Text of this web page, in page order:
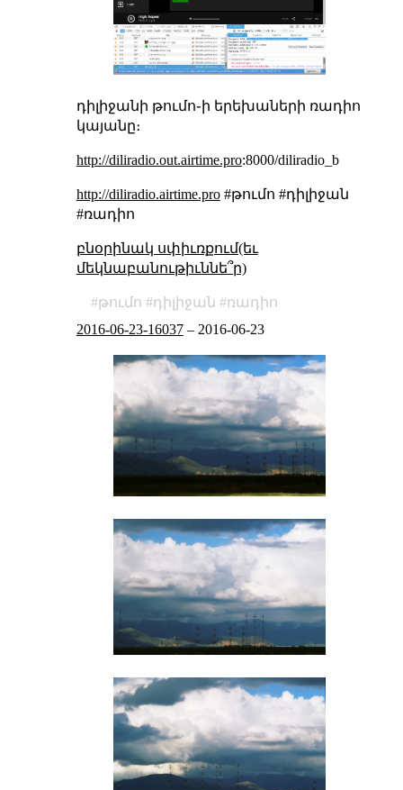
դիլիջանի թումո֊ի երեխաների ռադիո
կայանը։
http://diliradio.out.airtime.pro:8000/diliradio_b
http://diliradio.airtime.pro#թումո #դիլիջան
#ռադիո
բնօրինակ սփիւռքում(եւ
մեկնաբանութիւննե՞ր)
թումո դիլիջան
ռադիո
2016-06-23-16037– 2016-06-23